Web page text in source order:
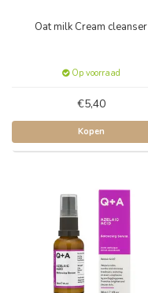
Oat milk Cream cleanser
Op voorraad
€5,40
Kopen